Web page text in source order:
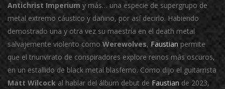
Antichrist Imperium y más… una especie de supergrupo de
metal extremo cáustico y dañino, por así decirlo. Habiendo
demostrado una y otra vez su maestría en el death metal
salvajemente violento como Werewolves, Faustian permite
que el triunvirato de conspiradores explore reinos más oscuros,
en un estallido de black metal blasfemo. Como dijo el guitarrista
Matt Wilcock al hablar del álbum debut de Faustian de 2023,